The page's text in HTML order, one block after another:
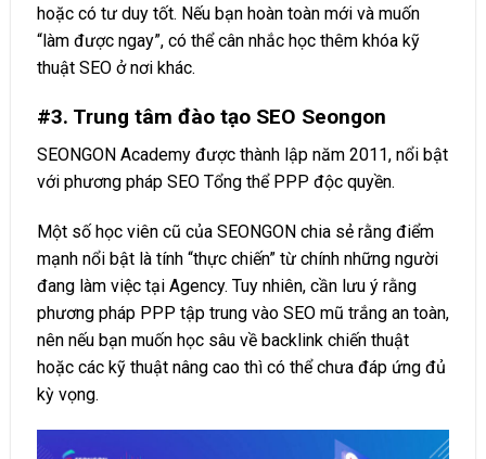
hoặc có tư duy tốt. Nếu bạn hoàn toàn mới và muốn
“làm được ngay”, có thể cân nhắc học thêm khóa kỹ
thuật SEO ở nơi khác.
#3. Trung tâm đào tạo SEO Seongon
SEONGON Academy được thành lập năm 2011, nổi bật
với phương pháp SEO Tổng thể PPP độc quyền.
Một số học viên cũ của SEONGON chia sẻ rằng điểm
mạnh nổi bật là tính “thực chiến” từ chính những người
đang làm việc tại Agency. Tuy nhiên, cần lưu ý rằng
phương pháp PPP tập trung vào SEO mũ trắng an toàn,
nên nếu bạn muốn học sâu về backlink chiến thuật
hoặc các kỹ thuật nâng cao thì có thể chưa đáp ứng đủ
kỳ vọng.